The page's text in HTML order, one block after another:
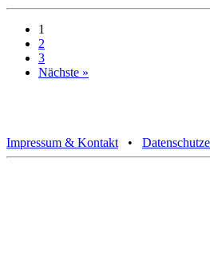
1
2
3
Nächste »
Impressum & Kontakt •